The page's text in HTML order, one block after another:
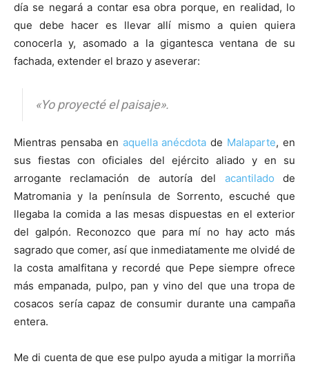
día se negará a contar esa obra porque, en realidad, lo
que debe hacer es llevar allí mismo a quien quiera
conocerla y, asomado a la gigantesca ventana de su
fachada, extender el brazo y aseverar:
«Yo proyecté el paisaje».
Mientras pensaba en aquella anécdota de Malaparte, en
sus fiestas con oficiales del ejército aliado y en su
arrogante reclamación de autoría del acantilado de
Matromania y la península de Sorrento, escuché que
llegaba la comida a las mesas dispuestas en el exterior
del galpón. Reconozco que para mí no hay acto más
sagrado que comer, así que inmediatamente me olvidé de
la costa amalfitana y recordé que Pepe siempre ofrece
más empanada, pulpo, pan y vino del que una tropa de
cosacos sería capaz de consumir durante una campaña
entera.
Me di cuenta de que ese pulpo ayuda a mitigar la morriña